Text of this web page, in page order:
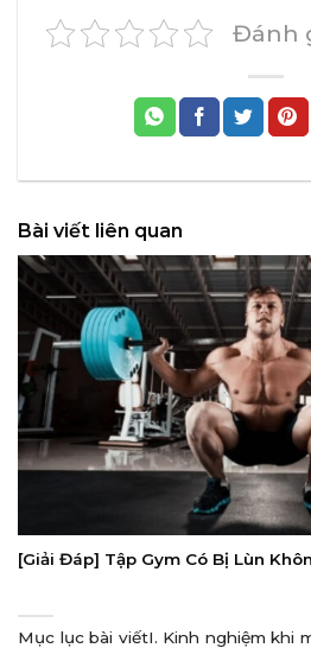
Đánh
Bài viết liên quan
[Giải Đáp] Tập Gym Có Bị Lùn
Mục lục bài viếtI. Kinh nghiệm khi